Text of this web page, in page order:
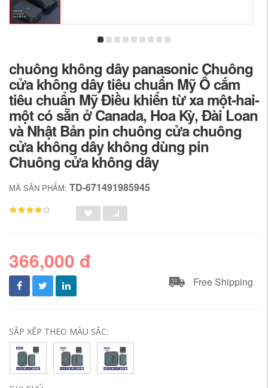
chuông không dây panasonic Chuông
cửa không dây tiêu chuẩn Mỹ Ổ cắm
tiêu chuẩn Mỹ Điều khiển từ xa một-hai-
một có sẵn ở Canada, Hoa Kỳ, Đài Loan
và Nhật Bản pin chuông cửa chuông
cửa không dây không dùng pin
Chuông cửa không dây
MÃ SẢN PHẨM: TD-671491985945
366,000 đ
Free Shipping
SẮP XẾP THEO MÀU SẮC: